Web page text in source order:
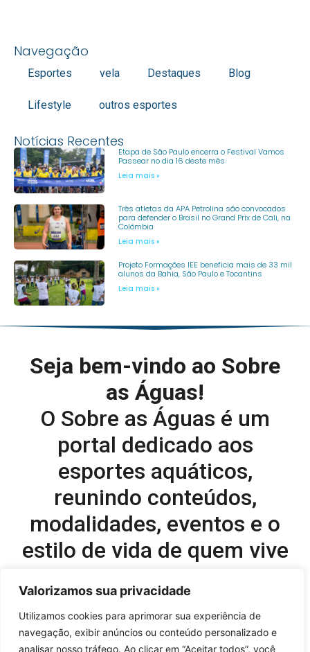
Valorizamos sua privacidade
Utilizamos cookies para aprimorar sua experiência de
navegação, exibir anúncios ou conteúdo personalizado e
analisar nosso tráfego. Ao clicar em “Aceitar todos”, você
Navegação
Esportes vela Destaques Blog
Lifestyle outros esportes
Notícias Recentes
Etapa de São Paulo encerra o Festival Vamos
Passear no dia 16 deste mês
Leia mais »
Três atletas da APA Petrolina são convocados
para defender o Brasil no Grand Prix de Cali, na
Colômbia
Leia mais »
Projeto Formações IEE beneficia mais de 33 mil
alunos da Bahia, São Paulo e Tocantins
Leia mais »
Seja bem-vindo ao Sobre
as Águas!
O Sobre as Águas é um
portal dedicado aos
esportes aquáticos,
reunindo conteúdos,
modalidades, eventos e o
estilo de vida de quem vive
Editor-chefe e comercial do site:
Flavio Perez –flavio@onboardsports.net